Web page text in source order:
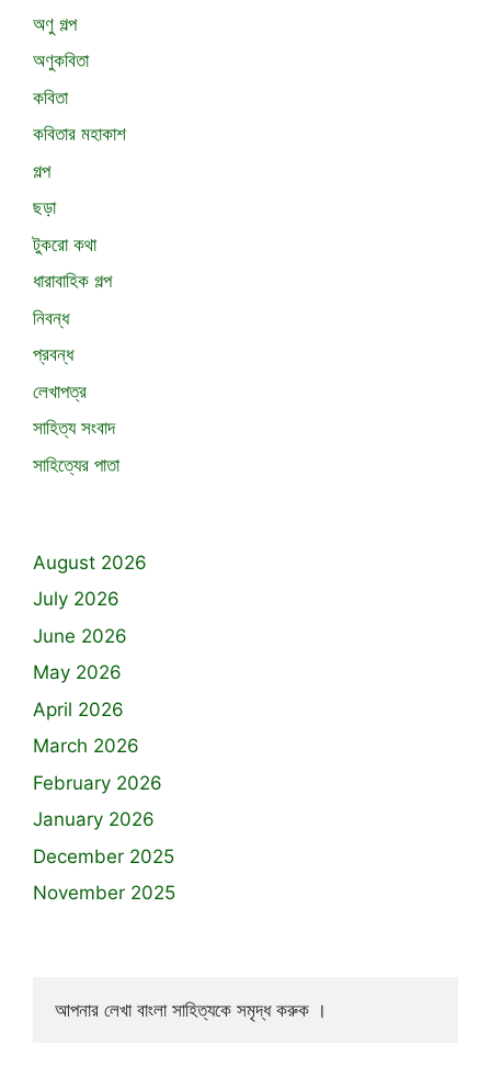
অণু গল্প
অণুকবিতা
কবিতা
কবিতার মহাকাশ
গল্প
ছড়া
টুকরো কথা
ধারাবাহিক গল্প
নিবন্ধ
প্রবন্ধ
লেখাপত্র
সাহিত্য সংবাদ
সাহিত্যের পাতা
August 2026
July 2026
June 2026
May 2026
April 2026
March 2026
February 2026
January 2026
December 2025
November 2025
আপনার লেখা বাংলা সাহিত্যকে সমৃদ্ধ করুক ।